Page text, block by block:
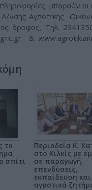
πληροφορίες μπορούν
Αγροτικής
όροφος, Τηλ.
&
το
σπίτι
Περιοδεία Κ.
στο Κιλκίς με
σε παραγωγή,
επενδύσεις,
εκπαίδευση και
αγροτικά